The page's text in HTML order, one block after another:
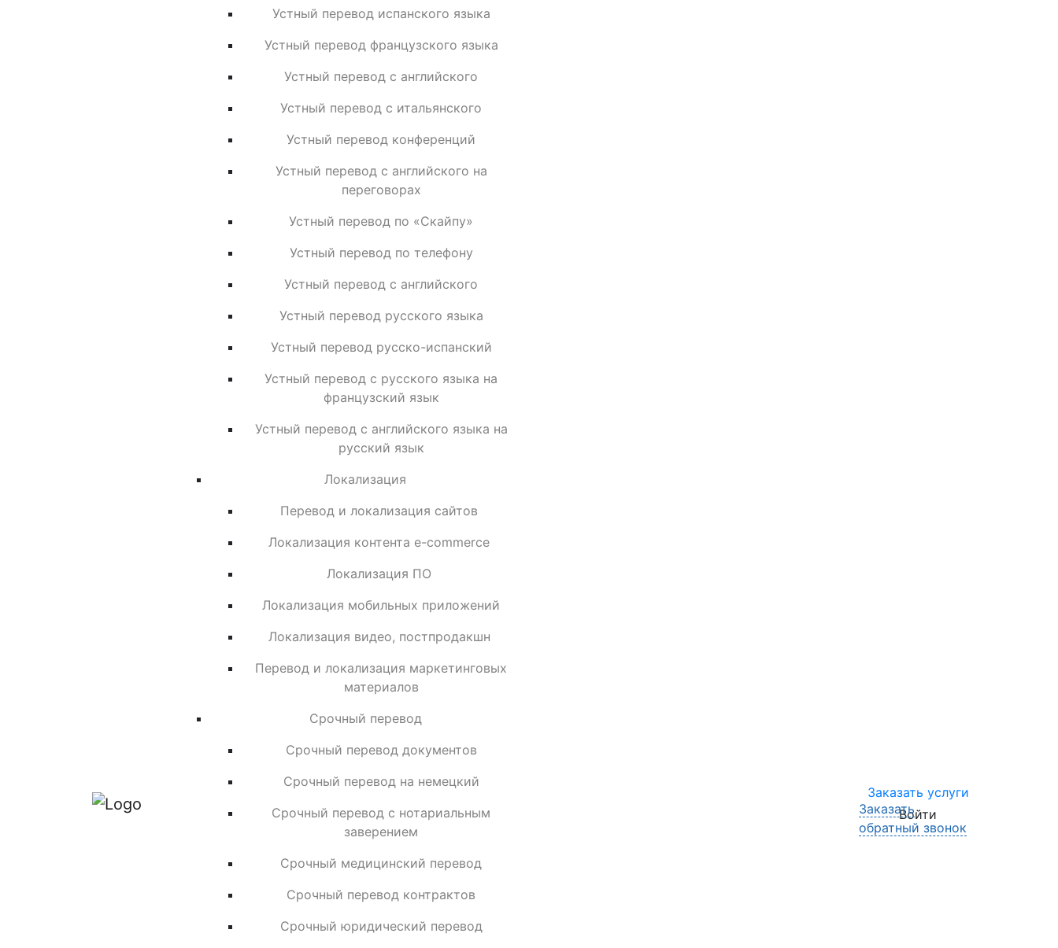
Устный перевод испанского языка
Устный перевод французского языка
Устный перевод с английского
Устный перевод с итальянского
Устный перевод конференций
Устный перевод с английского на
переговорах
Устный перевод по «Скайпу»
Устный перевод по телефону
Устный перевод с английского
Устный перевод русского языка
Устный перевод русско-испанский
Устный перевод с русского языка на
французский язык
Устный перевод с английского языка на
русский язык
Локализация
Перевод и локализация сайтов
Локализация контента e-commerce
Локализация ПО
Локализация мобильных приложений
Локализация видео, постпродакшн
Перевод и локализация маркетинговых
материалов
Срочный перевод
Срочный перевод документов
Срочный перевод на немецкий
Срочный перевод с нотариальным
заверением
Срочный медицинский перевод
Срочный перевод контрактов
Срочный юридический перевод
Заказать услуги
Войти
Заказать
обратный звонок